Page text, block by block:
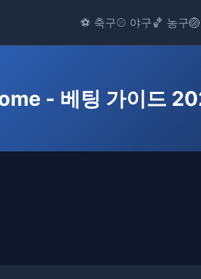
⚽ 축구⚾ 야구🏀 농구
- 베팅 가이드